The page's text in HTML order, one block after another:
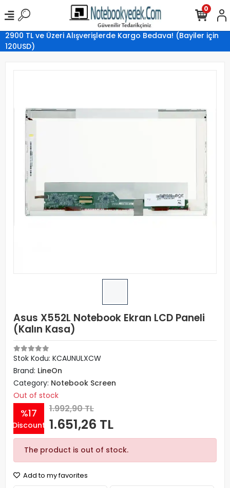
2900 TL ve Üzeri Alışverişlerde Kargo Bedava! (Bayiler için
120USD)
0
Asus X552L Notebook Ekran LCD Paneli
(Kalın Kasa)
Stok Kodu: KCAUNULXCW
Brand: LineOn
Category: Notebook Screen
Out of stock
%17
Discount
1.992,90 TL
1.651,26 TL
The product is out of stock.
Add to my favorites